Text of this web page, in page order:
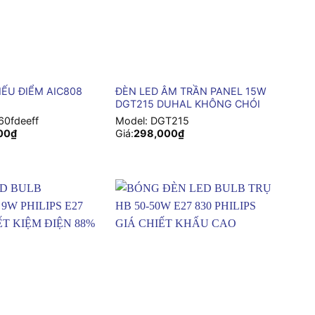
ĐIỂM AIC808
₫
ĐÈN LED ÂM TRẦN PANEL 15W
DGT215 DUHAL KHÔNG CHÓI
Model: DGT215
Giá:298,000₫